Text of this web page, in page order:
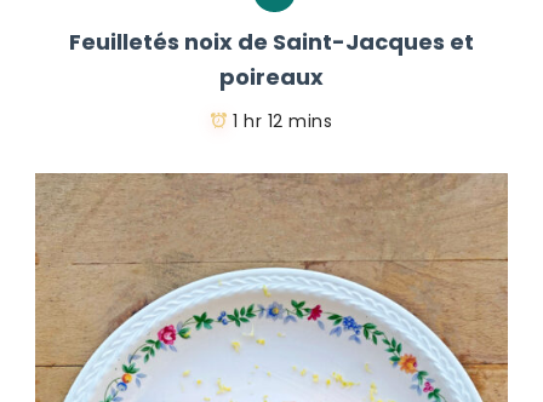
Feuilletés noix de Saint-Jacques et
poireaux
1 hr 12 mins